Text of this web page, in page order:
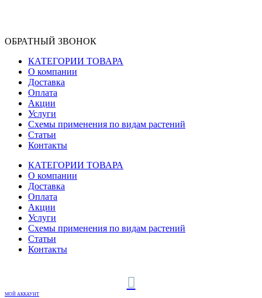
ОБРАТНЫЙ ЗВОНОК
КАТЕГОРИИ ТОВАРА
О компании
Доставка
Оплата
Акции
Услуги
Схемы применения по видам растений
Статьи
Контакты
КАТЕГОРИИ ТОВАРА
О компании
Доставка
Оплата
Акции
Услуги
Схемы применения по видам растений
Статьи
Контакты
МОЙ АККАУНТ